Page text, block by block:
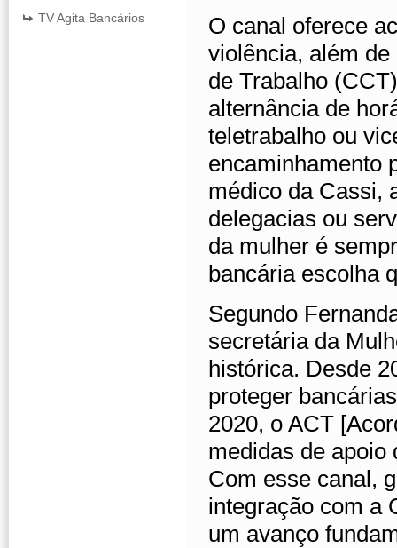
TV Agita Bancários
O canal oferece
violência, além
de Trabalho
alternância de
teletrabalho ou
encaminhamento
médico da Cassi,
delegacias ou
da mulher é
bancária escolha
Segundo
secretária da
histórica. Desde
proteger
2020, o ACT
medidas de apoio
Com esse canal,
integração com a
um avanço